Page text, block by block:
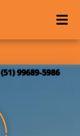
(51) 99689-5986